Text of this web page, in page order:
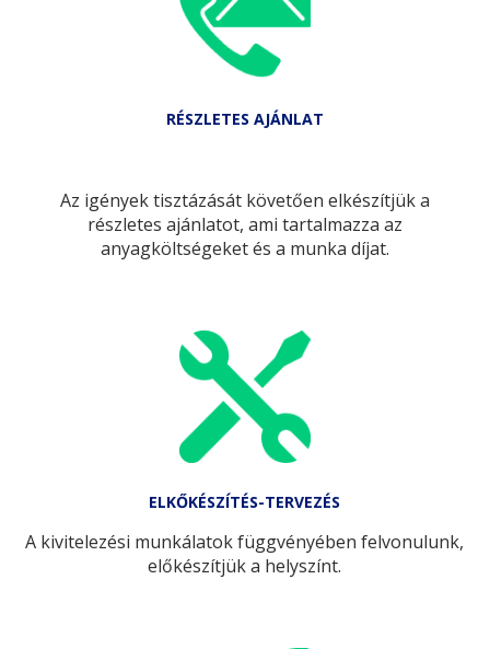
RÉSZLETES AJÁNLAT
Az igények tisztázását követően elkészítjük a
részletes ajánlatot, ami tartalmazza az
anyagköltségeket és a munka díjat.
ELKŐKÉSZÍTÉS-TERVEZÉS
A kivitelezési munkálatok függvényében felvonulunk,
előkészítjük a helyszínt.